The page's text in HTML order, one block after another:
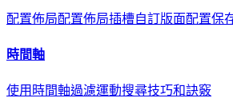
配置佈局配置佈局插槽自訂版面配置保
時間軸
使用時間軸過濾運動搜尋技巧和訣竅